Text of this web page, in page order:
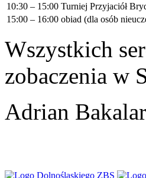
10:30 – 15:00 Turniej Przyjaciół
15:00 – 16:00 obiad (dla osób
Wszystkich
zobaczenia w
Adrian